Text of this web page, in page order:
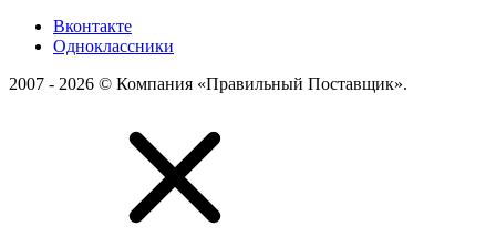
Вконтакте
Одноклассники
2007 - 2026 © Компания «Правильный Поставщик».